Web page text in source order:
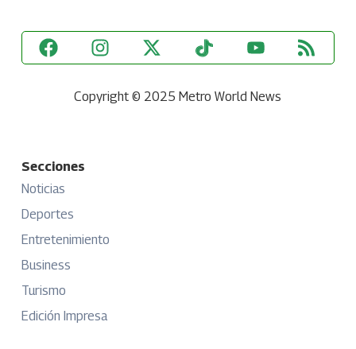
Copyright © 2025 Metro World News
Secciones
Noticias
Deportes
Entretenimiento
Business
Turismo
Edición Impresa